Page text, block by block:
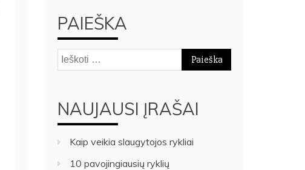
PAIEŠKA
Ieškoti:
NAUJAUSI ĮRAŠAI
Kaip veikia slaugytojos rykliai
10 pavojingiausių ryklių